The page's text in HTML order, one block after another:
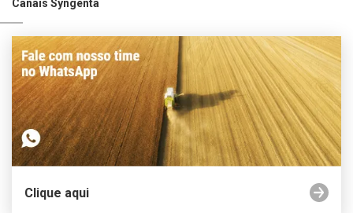
Canais Syngenta
Clique aqui